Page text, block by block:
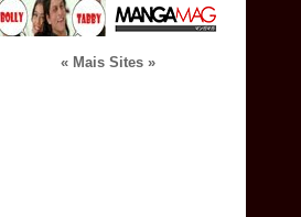
« Mais Sites »